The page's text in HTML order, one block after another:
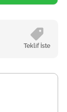
Teklif İste